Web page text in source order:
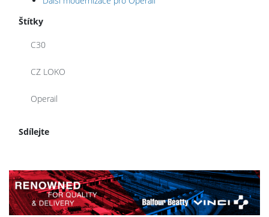
Štítky
C30
CZ LOKO
Operail
Sdílejte